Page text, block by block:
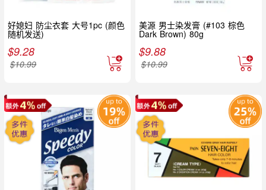
好媳妇 防尘衣套 大号1pc (颜色
随机发送)
$9.28
$10.99
美源 男士染发膏 (#103 棕色
Dark Brown) 80g
$9.88
$10.99